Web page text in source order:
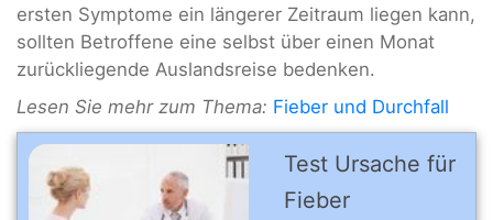
ersten Symptome ein längerer Zeitraum liegen kann,
sollten Betroffene eine selbst über einen Monat
zurückliegende Auslandsreise bedenken.
Lesen Sie mehr zum Thema: Fieber und Durchfall
Test Ursache für
Fieber